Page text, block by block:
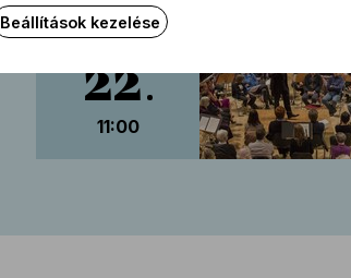
2026.
augusztus
22
11:00
Beállítások kezelése